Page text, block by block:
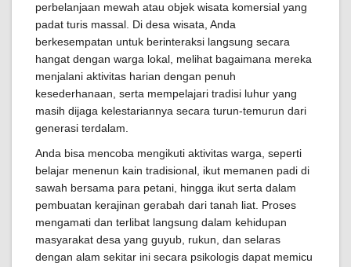
perbelanjaan mewah atau objek wisata komersial yang
padat turis massal. Di desa wisata, Anda
berkesempatan untuk berinteraksi langsung secara
hangat dengan warga lokal, melihat bagaimana mereka
menjalani aktivitas harian dengan penuh
kesederhanaan, serta mempelajari tradisi luhur yang
masih dijaga kelestariannya secara turun-temurun dari
generasi terdalam.
Anda bisa mencoba mengikuti aktivitas warga, seperti
belajar menenun kain tradisional, ikut memanen padi di
sawah bersama para petani, hingga ikut serta dalam
pembuatan kerajinan gerabah dari tanah liat. Proses
mengamati dan terlibat langsung dalam kehidupan
masyarakat desa yang guyub, rukun, dan selaras
dengan alam sekitar ini secara psikologis dapat memicu